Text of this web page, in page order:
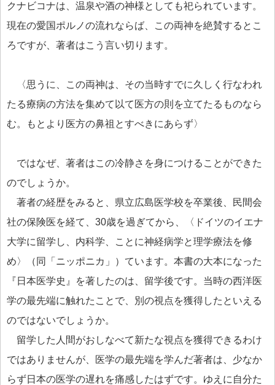
クナビコナは、温泉や酒の神様としても祀られています。
現在の愛国ポルノの流れならば、この両神を絶賛するとこ
ろですが、著者はこう言い切ります。
〈思うに、この両神は、その当時すでに久しく行なわれ
たる療病の方法を集めて以て医方の則を立てたるものなら
む。もとより医方の鼻祖とすべきにあらず〉
ではなぜ、著者はこの冷静さを身につけることができた
のでしょうか。
著者の経歴をみると、県立広島医学校を卒業後、民間会
社の保険医を経て、30歳を過ぎてから、〈ドイツのイエナ
大学に留学し、内科学、ことに神経病学と理学療法を修
め〉（同「ニッポニカ」）ています。本書の大本になった
『日本医学史』を著したのは、留学後です。当時の西洋医
学の最先端に触れたことで、別の視点を獲得したといえる
のではないでしょうか。
留学した人間がおしなべて新たな視点を獲得できるわけ
ではありませんが、医学の最先端を学んだ著者は、少なか
らず日本の医学の遅れを痛感したはずです。ゆえに自分た